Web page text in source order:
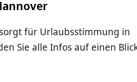
für Urlaubsstimmung in
Sie alle Infos auf einen